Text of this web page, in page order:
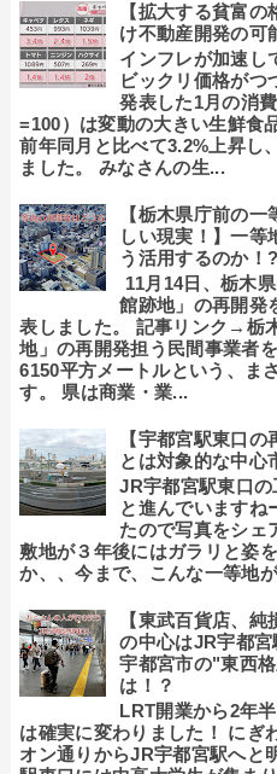
【拡大する貧富
け不動産開発の可
インフレが加速し
ビックリ価格がつ
発表した1月の消
=100）は変動の大きい生鮮食
前年同月と比べて3.2%上昇し
ました。 みなさんの生...
【栃木県庁前の
しい現実！】一等
う活用するのか！?
11月14日、栃木
館跡地」の再開発
表しました。 記事リンク→栃
地」の再開発担う民間事業者
6150平方メートルという、ま
す。 県は商業・業...
【宇都宮駅東口
とは対象的な中心
JR宇都宮駅東口
と進んでいますね
たので写真をシェ
敷地が３年後にはガラリと姿
か、、今まで、こんな一等地
【東武百貨店、
の中心はJR宇都
宇都宮市の"東西
は！？
LRT開業から2年
は確実に変わりました！ にぎ
オン通りからJR宇都宮駅へと